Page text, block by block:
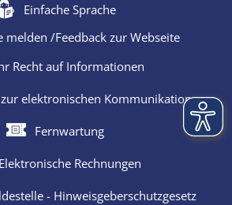
Einfache Sprache
melden /Feedback zur Webseite
Recht auf Informationen
elektronischen Kommunikation
Fernwartung
Elektronische Rechnungen
- Hinweisgeberschutzgesetz